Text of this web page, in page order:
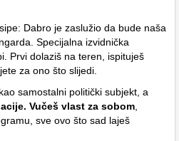
Dabro je zaslužio da bude naša
Specijalna izvidnička
Prvi dolaziš na teren, ispituješ
za ono što slijedi.
samostalni politički subjekt, a
Vučeš vlast za sobom,
sve ovo što sad laješ